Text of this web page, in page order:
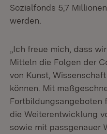
Sozialfonds 5,7
werden.
„Ich freue mich, dass
Mitteln die Folgen der
von Kunst,
können. Mit
Fortbildungsangeboten
die Weiterentwicklung
sowie mit passgenauer